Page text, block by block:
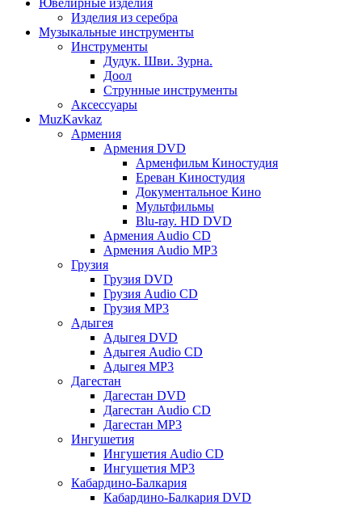
Ювелирные изделия
Изделия из серебра
Музыкальные инструменты
Инструменты
Дудук. Шви. Зурна.
Доол
Струнные инструменты
Аксессуары
MuzKavkaz
Армения
Армения DVD
Арменфильм Киностудия
Ереван Киностудия
Документальное Кино
Мультфильмы
Blu-ray. HD DVD
Армения Audio CD
Армения Audio MP3
Грузия
Грузия DVD
Грузия Audio CD
Грузия MP3
Адыгея
Адыгея DVD
Адыгея Audio CD
Адыгея MP3
Дагестан
Дагестан DVD
Дагестан Audio CD
Дагестан MP3
Ингушетия
Ингушетия Audio CD
Ингушетия MP3
Кабардино-Балкария
Кабардино-Балкария DVD